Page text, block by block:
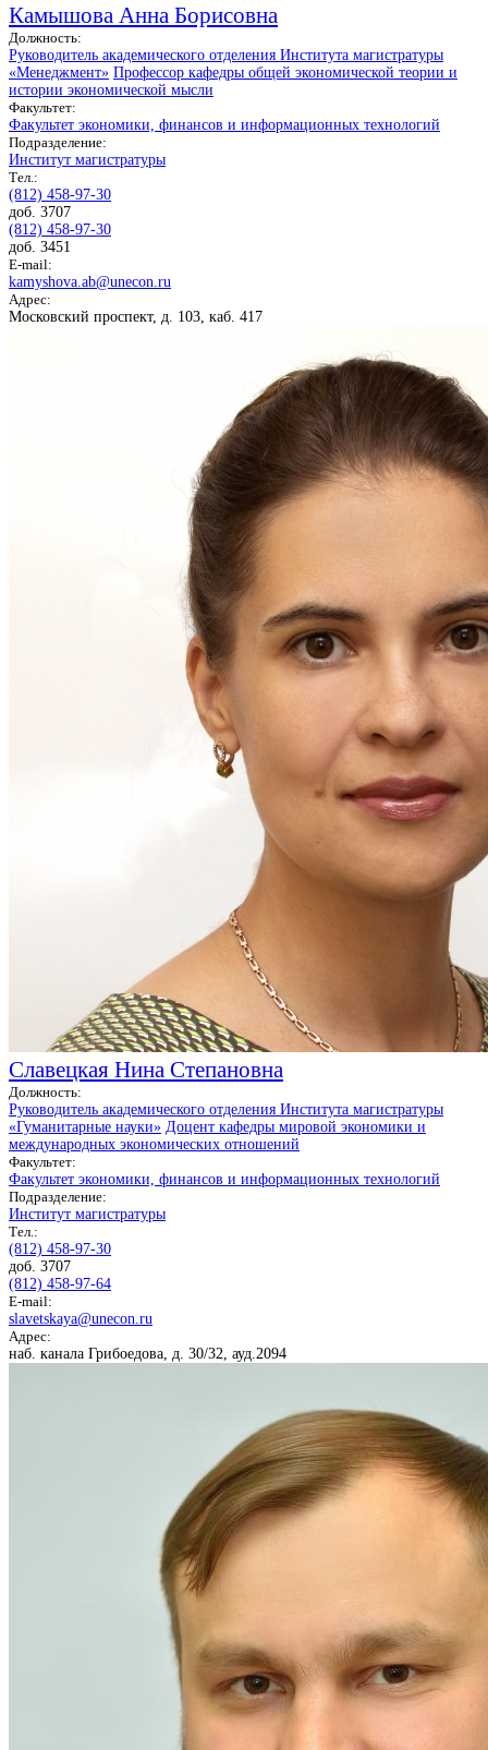
Камышова Анна Борисовна
Должность:
Руководитель академического отделения Института магистратуры
«Менеджмент» Профессор кафедры общей экономической теории и
истории экономической мысли
Факультет:
Факультет экономики, финансов и информационных технологий
Подразделение:
Институт магистратуры
Тел.:
(812) 458-97-30
доб. 3707
(812) 458-97-30
доб. 3451
E-mail:
kamyshova.ab@unecon.ru
Адрес:
Московский проспект, д. 103, каб. 417
Славецкая Нина Степановна
Должность:
Руководитель академического отделения Института магистратуры
«Гуманитарные науки» Доцент кафедры мировой экономики и
международных экономических отношений
Факультет:
Факультет экономики, финансов и информационных технологий
Подразделение:
Институт магистратуры
Тел.:
(812) 458-97-30
доб. 3707
(812) 458-97-64
E-mail:
slavetskaya@unecon.ru
Адрес:
наб. канала Грибоедова, д. 30/32, ауд.2094